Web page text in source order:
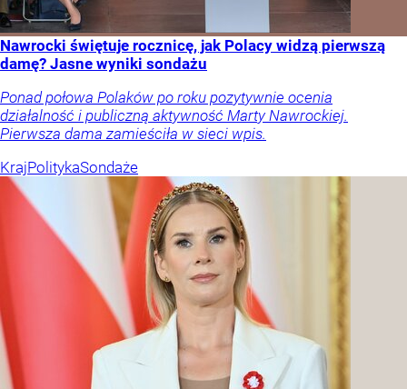
Nawrocki świętuje rocznicę, jak Polacy widzą pierwszą
damę? Jasne wyniki sondażu
Ponad połowa Polaków po roku pozytywnie ocenia
działalność i publiczną aktywność Marty Nawrockiej.
Pierwsza dama zamieściła w sieci wpis.
KrajPolitykaSondaże